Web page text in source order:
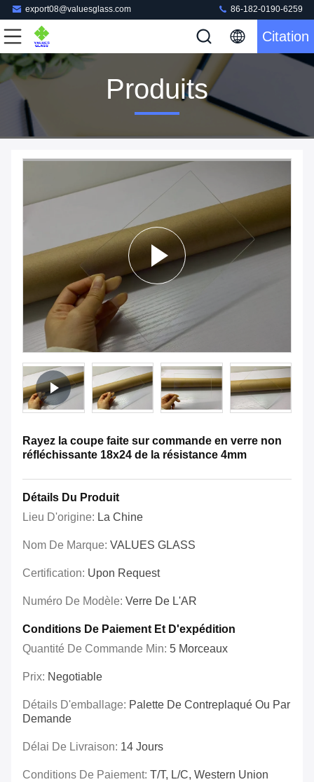
export08@valuesglass.com 86-182-0190-6259
Citation
Produits
Rayez la coupe faite sur commande en verre non
réfléchissante 18x24 de la résistance 4mm
Détails Du Produit
Lieu D'origine: La Chine
Nom De Marque: VALUES GLASS
Certification: Upon Request
Numéro De Modèle: Verre De L'AR
Conditions De Paiement Et D'expédition
Quantité De Commande Min: 5 Morceaux
Prix: Negotiable
Détails D'emballage: Palette De Contreplaqué Ou Par
Demande
Délai De Livraison: 14 Jours
Conditions De Paiement: T/T, L/C, Western Union